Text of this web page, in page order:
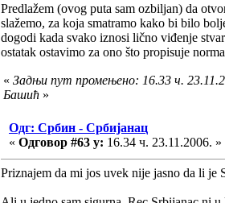
Predlažem (ovog puta sam ozbiljan) da
slažemo, za koja smatramo kako bi bilo
dogodi kada svako iznosi lično viđenje
ostatak ostavimo za ono što propisuje
« Задњи пут промењено: 16.33 ч.
Башић »
Одг: Србин - Србијанац
« Одговор #63 у: 16.34 ч. 23.11.2006. »
Priznajem da mi jos uvek nije jasno da li